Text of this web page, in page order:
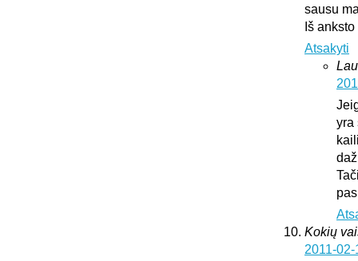
sausu
Iš
Atsakyti
yra
Kokių
2011-